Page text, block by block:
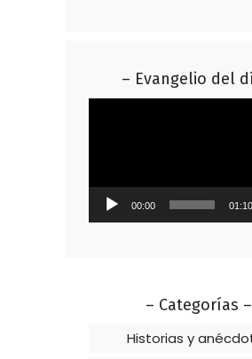
– Evangelio del
00:00
– Categorías –
Historias y